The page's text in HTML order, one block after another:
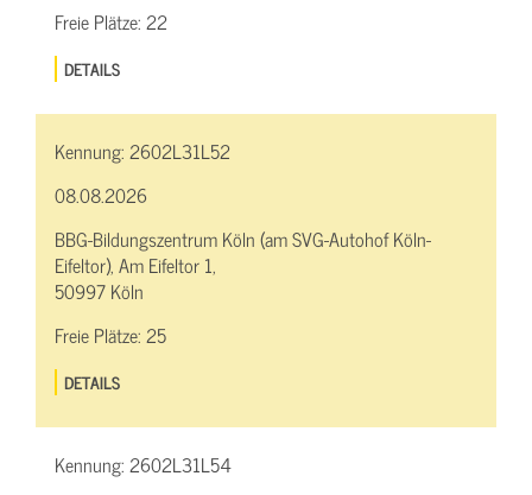
Freie Plätze:22
DETAILS
Kennung:2602L31L52
08.08.2026
BBG-Bildungszentrum Köln (am SVG-Autohof Köln-
Eifeltor), Am Eifeltor 1,
50997 Köln
Freie Plätze:25
DETAILS
Kennung:2602L31L54